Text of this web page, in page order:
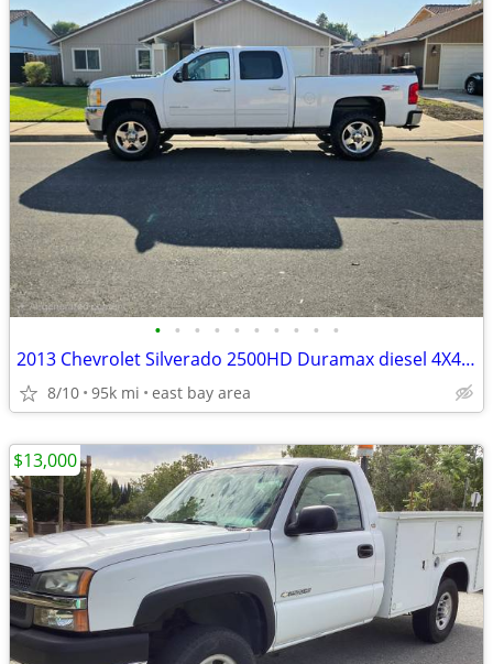
• • • • • • • • • •
2013 Chevrolet Silverado 2500HD Duramax diesel 4X4 LTZ
8/10 95k mi east bay area
$13,000